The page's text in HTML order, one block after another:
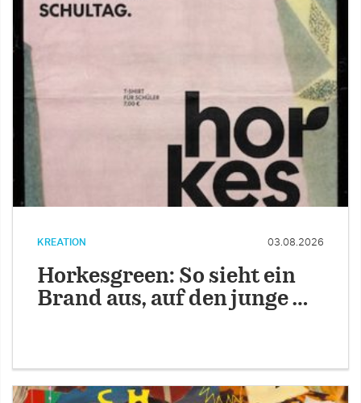
KREATION 03.08.2026
Horkesgreen: So sieht ein
Brand aus, auf den junge …